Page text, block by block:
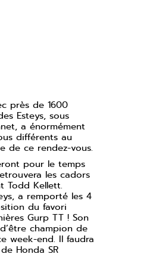
près de 1600
Esteys, sous
a énormément
différents au
de ce rendez-vous.
pour le temps
les cadors
Todd Kellett.
a remporté les 4
du favori
Gurp TT ! Son
champion de
week-end. Il faudra
Honda SR